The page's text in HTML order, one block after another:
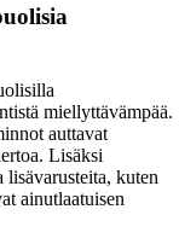
miellyttävämpää.
auttavat
Lisäksi
kuten
ainutlaatuisen